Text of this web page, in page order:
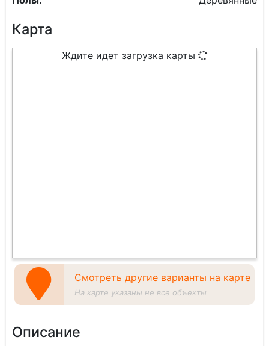
Карта
Ждите идет загрузка карты
Смотреть другие варианты на карте
На карте указаны не все объекты
Описание